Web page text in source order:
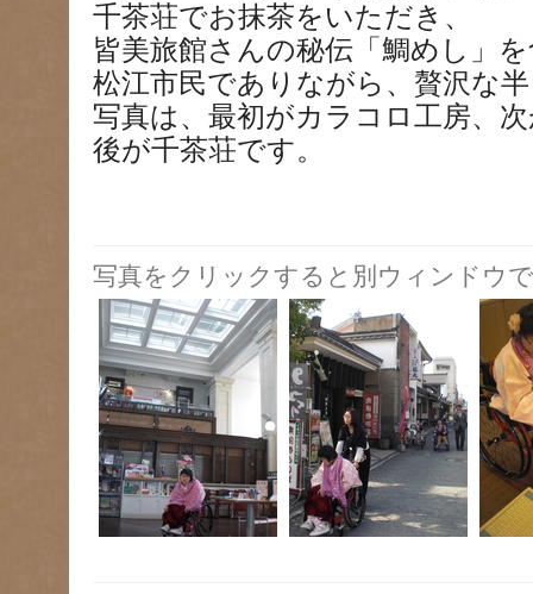
千茶荘でお抹茶をいただき、
皆美旅館さんの秘伝「鯛めし」
松江市民でありながら、贅沢な
写真は、最初がカラコロ工房、
後が千茶荘です。
写真をクリックすると別ウィンドウ